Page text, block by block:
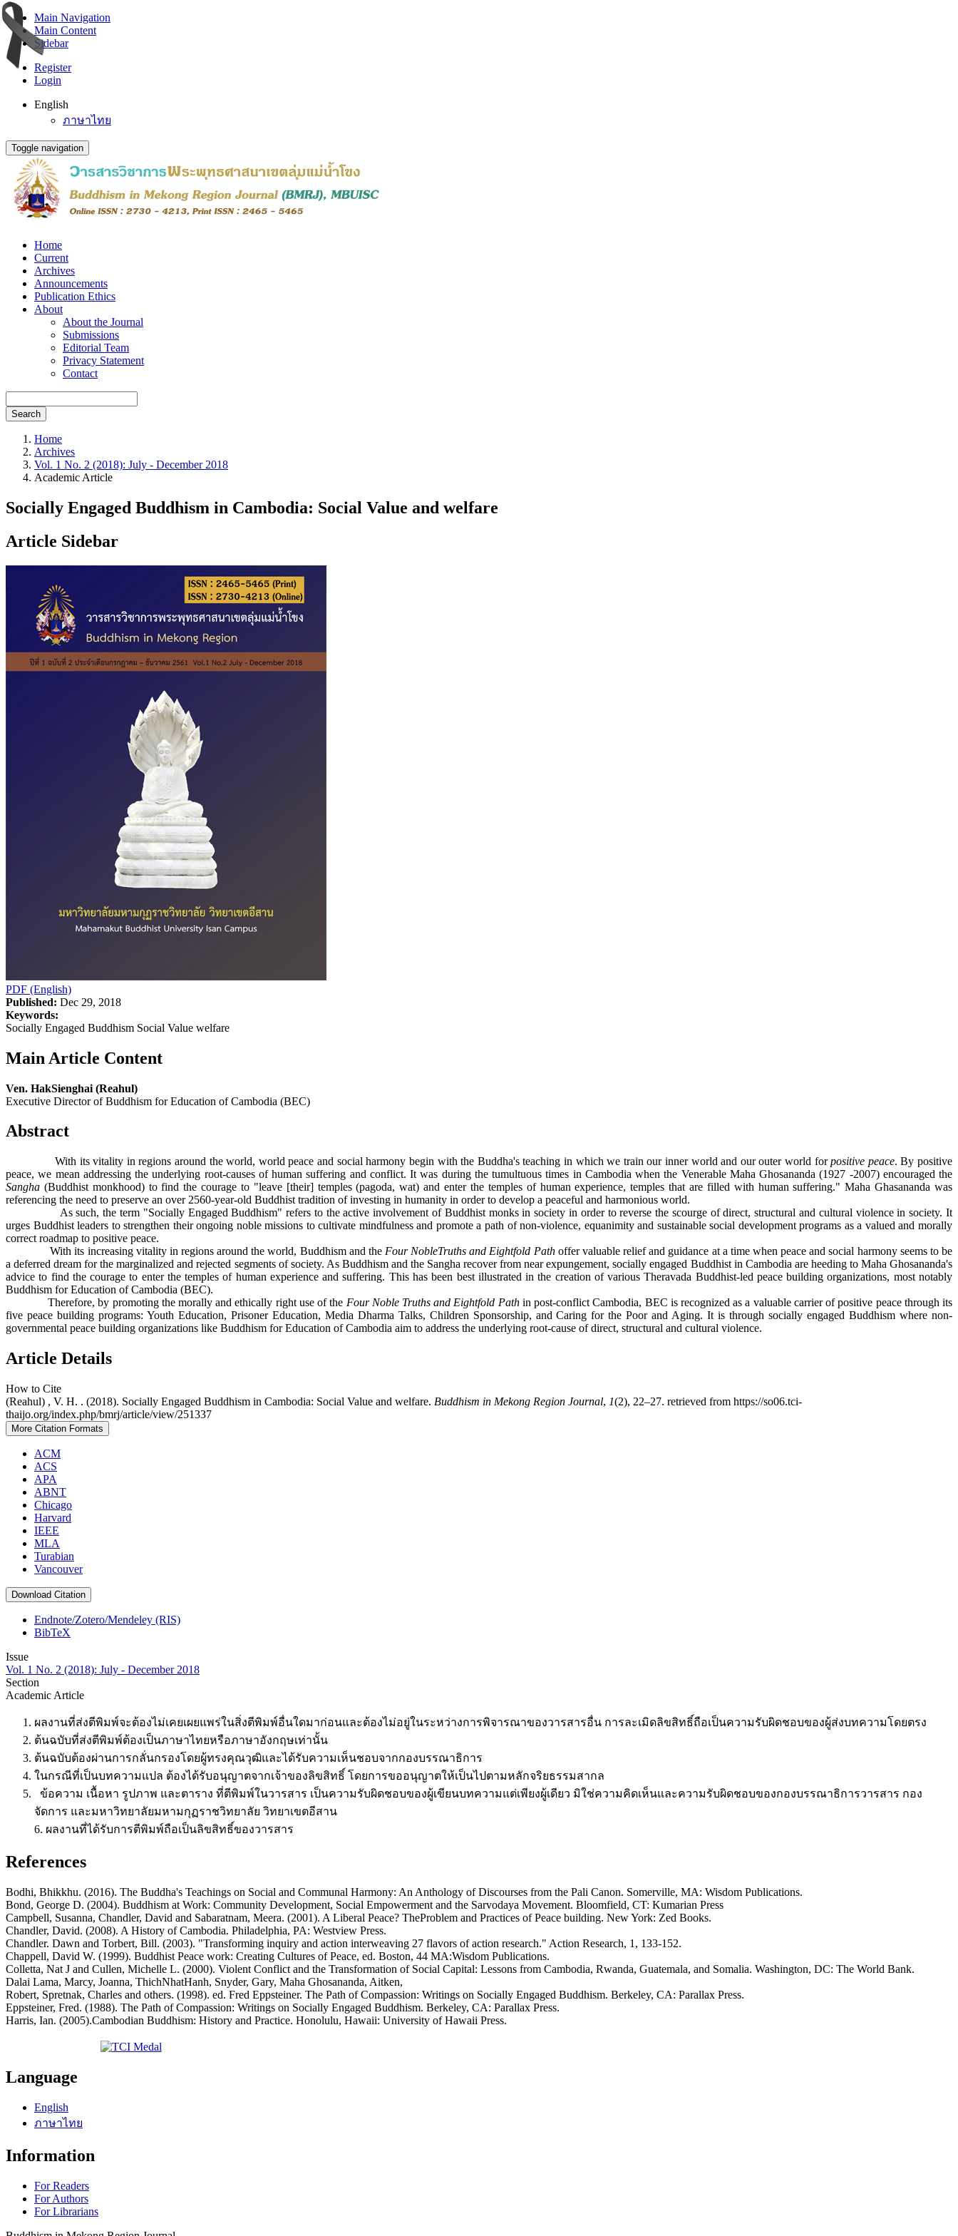
Main Navigation
Main Content
Sidebar
Register
Login
English
ภาษาไทย
Toggle navigation
Home
Current
Archives
Announcements
Publication Ethics
About
About the Journal
Submissions
Editorial Team
Privacy Statement
Contact
Search
Home
Archives
Vol. 1 No. 2 (2018): July - December 2018
Academic Article
Socially Engaged Buddhism in Cambodia: Social Value and welfare
Article Sidebar
PDF (English)
Published: Dec 29, 2018
Keywords:
Socially Engaged Buddhism Social Value welfare
Main Article Content
Ven. HakSienghai (Reahul)
Executive Director of Buddhism for Education of Cambodia (BEC)
Abstract
With its vitality in regions around the world, world peace and social harmony begin with the Buddha's teaching in which we train our inner world and our outer world forpositive peace. By positive
peace, we mean addressing the underlying root-causes of human suffering and conflict. It was during the tumultuous times in Cambodia when the Venerable Maha Ghosananda (1927 -2007) encouraged the
Sangha (Buddhist monkhood) to find the courage to "leave [their] temples (pagoda, wat) and enter the temples of human experience, temples that are filled with human suffering." Maha Ghasananda was
referencing the need to preserve an over 2560-year-old Buddhist tradition of investing in humanity in order to develop a peaceful and harmonious world.
As such, the term "Socially Engaged Buddhism" refers to the active involvement of Buddhist monks in society in order to reverse the scourge of direct, structural and cultural violence in society. It
urges Buddhist leaders to strengthen their ongoing noble missions to cultivate mindfulness and promote a path of non-violence, equanimity and sustainable social development programs as a valued and morally
correct roadmap to positive peace.
With its increasing vitality in regions around the world, Buddhism and the Four NobleTruths and Eightfold Pathoffer valuable relief and guidance at a time when peace and social harmony seems to be
a deferred dream for the marginalized and rejected segments of society. As Buddhism and the Sangha recover from near expungement, socially engaged Buddhist in Cambodia are heeding to Maha Ghosananda's
advice to find the courage to enter the temples of human experience and suffering. This has been best illustrated in the creation of various Theravada Buddhist-led peace building organizations, most notably
Buddhism for Education of Cambodia (BEC).
Therefore, by promoting the morally and ethically right use of the Four Noble Truths and Eightfold Pathin post-conflict Cambodia, BEC is recognized as a valuable carrier of positive peace through its
five peace building programs: Youth Education, Prisoner Education, Media Dharma Talks, Children Sponsorship, and Caring for the Poor and Aging. It is through socially engaged Buddhism where non-
governmental peace building organizations like Buddhism for Education of Cambodia aim to address the underlying root-cause of direct, structural and cultural violence.
Article Details
How to Cite
(Reahul) , V. H. . (2018). Socially Engaged Buddhism in Cambodia: Social Value and welfare. Buddhism in Mekong Region Journal, 1(2), 22–27. retrieved from https://so06.tci-
thaijo.org/index.php/bmrj/article/view/251337
More Citation Formats
ACM
ACS
APA
ABNT
Chicago
Harvard
IEEE
MLA
Turabian
Vancouver
Download Citation
Endnote/Zotero/Mendeley (RIS)
BibTeX
Issue
Vol. 1 No. 2 (2018): July - December 2018
Section
Academic Article
ผลงานที่ส่งตีพิมพ์จะต้องไม่เคยเผยแพร่ในสิ่งตีพิมพ์อื่นใดมาก่อนและต้องไม่อยู่ในระหว่างการพิจารณาของวารสารอื่น การละเมิดลิขสิทธิ์ถือเป็นความรับผิดชอบของผู้ส่งบทความโดยตรง
ต้นฉบับที่ส่งตีพิมพ์ต้องเป็นภาษาไทยหรือภาษาอังกฤษเท่านั้น
ต้นฉบับต้องผ่านการกลั่นกรองโดยผู้ทรงคุณวุฒิและได้รับความเห็นชอบจากกองบรรณาธิการ
ในกรณีที่เป็นบทความแปล ต้องได้รับอนุญาตจากเจ้าของลิขสิทธิ์ โดยการขออนุญาตให้เป็นไปตามหลักจริยธรรมสากล
ข้อความ เนื้อหา รูปภาพ และตาราง ที่ตีพิมพ์ในวารสาร เป็นความรับผิดชอบของผู้เขียนบทความแต่เพียงผู้เดียว มิใช่ความคิดเห็นและความรับผิดชอบของกองบรรณาธิการวารสาร กอง
จัดการ และมหาวิทยาลัยมหามกุฏราชวิทยาลัย วิทยาเขตอีสาน
6. ผลงานที่ได้รับการตีพิมพ์ถือเป็นลิขสิทธิ์ของวารสาร
References
Bodhi, Bhikkhu. (2016). The Buddha's Teachings on Social and Communal Harmony: An Anthology of Discourses from the Pali Canon. Somerville, MA: Wisdom Publications.
Bond, George D. (2004). Buddhism at Work: Community Development, Social Empowerment and the Sarvodaya Movement. Bloomfield, CT: Kumarian Press
Campbell, Susanna, Chandler, David and Sabaratnam, Meera. (2001). A Liberal Peace? TheProblem and Practices of Peace building. New York: Zed Books.
Chandler, David. (2008). A History of Cambodia. Philadelphia, PA: Westview Press.
Chandler. Dawn and Torbert, Bill. (2003). "Transforming inquiry and action interweaving 27 flavors of action research." Action Research, 1, 133-152.
Chappell, David W. (1999). Buddhist Peace work: Creating Cultures of Peace, ed. Boston, 44 MA:Wisdom Publications.
Colletta, Nat J and Cullen, Michelle L. (2000). Violent Conflict and the Transformation of Social Capital: Lessons from Cambodia, Rwanda, Guatemala, and Somalia. Washington, DC: The World Bank.
Dalai Lama, Marcy, Joanna, ThichNhatHanh, Snyder, Gary, Maha Ghosananda, Aitken,
Robert, Spretnak, Charles and others. (1998). ed. Fred Eppsteiner. The Path of Compassion: Writings on Socially Engaged Buddhism. Berkeley, CA: Parallax Press.
Eppsteiner, Fred. (1988). The Path of Compassion: Writings on Socially Engaged Buddhism. Berkeley, CA: Parallax Press.
Harris, Ian. (2005).Cambodian Buddhism: History and Practice. Honolulu, Hawaii: University of Hawaii Press.
Language
English
ภาษาไทย
Information
For Readers
For Authors
For Librarians